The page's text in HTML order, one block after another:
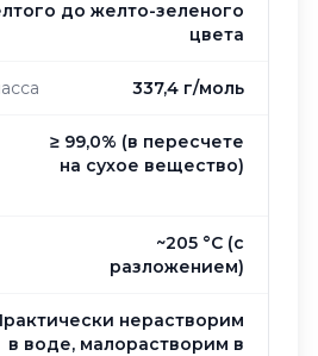
до желто-зеленого
цвета
337,4 г/моль
≥ 99,0% (в пересчете
на сухое вещество)
~205 °C (с
разложением)
нерастворим
в воде, малорастворим в